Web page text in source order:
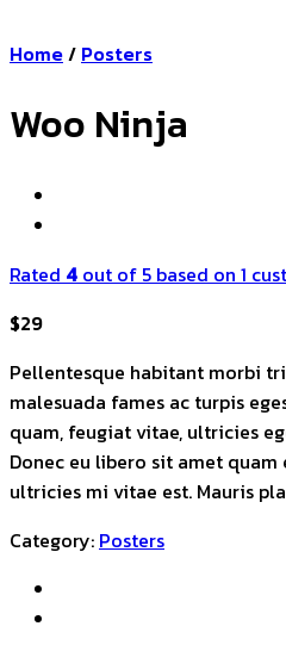
Home/ Posters
Woo Ninja
Rated 4 out of 5 based on 1
$29
Pellentesque habitant morbi
malesuada fames ac turpis
quam, feugiat vitae, ultricies
Donec eu libero sit amet quam
ultricies mi vitae est. Mauris
Category: Posters